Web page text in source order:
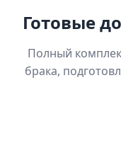
Готовые
Полный
брака,